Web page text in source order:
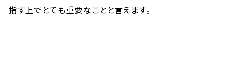
指す上でとても重要なことと言えます。